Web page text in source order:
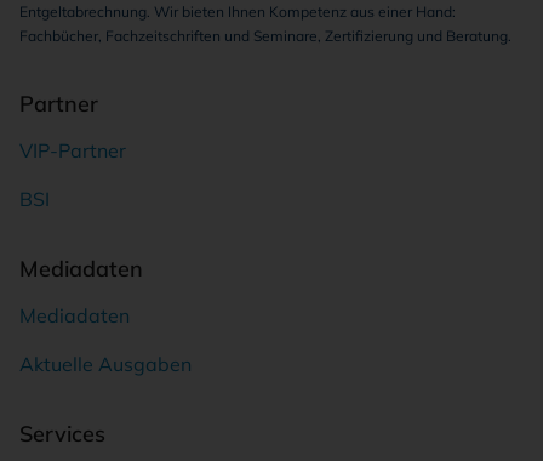
Entgeltabrechnung. Wir bieten Ihnen Kompetenz aus einer Hand:
Fachbücher, Fachzeitschriften und Seminare, Zertifizierung und Beratung.
Partner
VIP-Partner
BSI
Mediadaten
Mediadaten
Aktuelle Ausgaben
Services